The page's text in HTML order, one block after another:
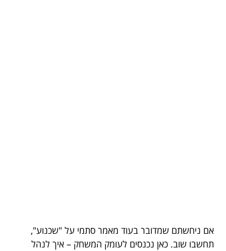
אם ניחשתם שמדובר בעוד מאמר סתמי על "שכנוע",
תחשבו שוב. כאן נכנסים לעומק המשחק – איך לנהל